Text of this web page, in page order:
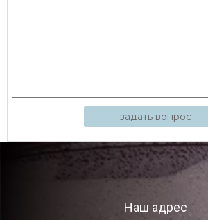
задать вопрос
Наш адрес